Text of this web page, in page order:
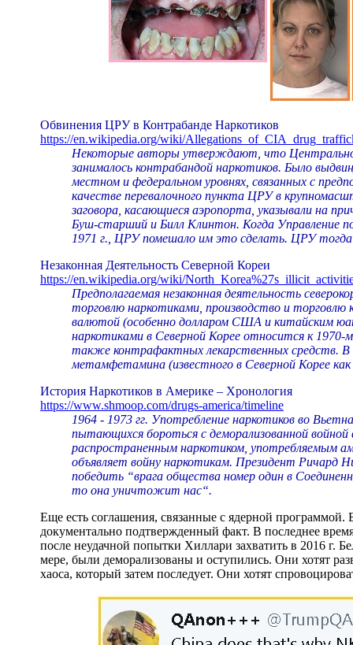
Обвинения ЦРУ в Контрабанде Наркотиков
https://en.wikipedia.org/wiki/
Некоторые авторы утверждают, что
занималось контрабандой наркотиков. Было
местном и федеральном уровнях, связанных с
качестве перевалочного пункта ЦРУ в
заговора, касающиеся аэропорта, указывали на
Буш-старший и Билл Клинтон. Когда Управление
1971 г., ЦРУ помешало им это сделать. ЦРУ
Незаконная Деятельность Северной Кореи
https://en.wikipedia.org/wiki/
Предполагаемая незаконная деятельность
торговлю наркотиками, производство и
валютой (особенно долларом США и китайским
наркотиками в Северной Корее относится к
также контрафактных лекарственных средств. В
метамфетамина (известного в Северной Корее
История Наркотиков в Америке – Хронология
https://www.shmoop.com/drugs-america/timeline
1964 - 1973 гг. Употребление наркотиков во
пытающихся бороться с деморализованной
распространенным наркотиком, употребляемым
объявляет войну наркотикам. Президент Ричард
победить “врага общества номер один в
то она уничтожит нас“.
Еще есть соглашения, связанные с ядерной
документально подтвержденный факт. В последнее
после неудачной попытки Хиллари захватить в 2016 г.
мере, были деморализованы и оступились. Они хотят
хаоса, который затем последует. Они хотят